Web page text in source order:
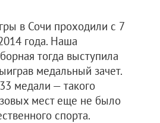
в Сочи проходили с 7
года. Наша
тогда выступила
медальный зачет.
медали — такого
мест еще не было
спорта.